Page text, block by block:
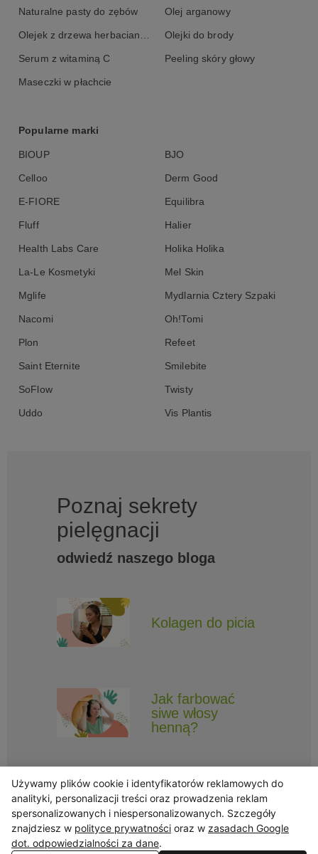
Naturalne pasty do zębów Olej arganowy
Olejek z drzewa herbacianego Olejki do brody
Serum z witaminą C Peeling skóry głowy
Maseczki w płachcie
Popularne marki
BIOUP BJO
Celloo Derm Good
E-FIORE Equilibra
Fluff Halier
Health Labs Care Holika Holika
La-Le Kosmetyki Mel Skin
Mglife Mydlarnia Cztery Szpaki
Nacomi Oh!Tomi
Plon Refeet
Saint Eternite Smilebite
SoFlow Twisty
Uddo Vis Plantis
Poznaj sekrety
pielęgnacji
odwiedź naszego bloga
Kolagen do picia
Jak farbować
siwe włosy
henną?
Obserwuj Triny, by nie ominęły Cię najlepsze promocje i informacje
o nowościach.
Używamy plików cookie i identyfikatorów reklamowych do
analityki, personalizacji treści oraz prowadzenia reklam
spersonalizowanych i niespersonalizowanych. Szczegóły
znajdziesz w polityce prywatności oraz w zasadach Google
dot. odpowiedzialności za dane.